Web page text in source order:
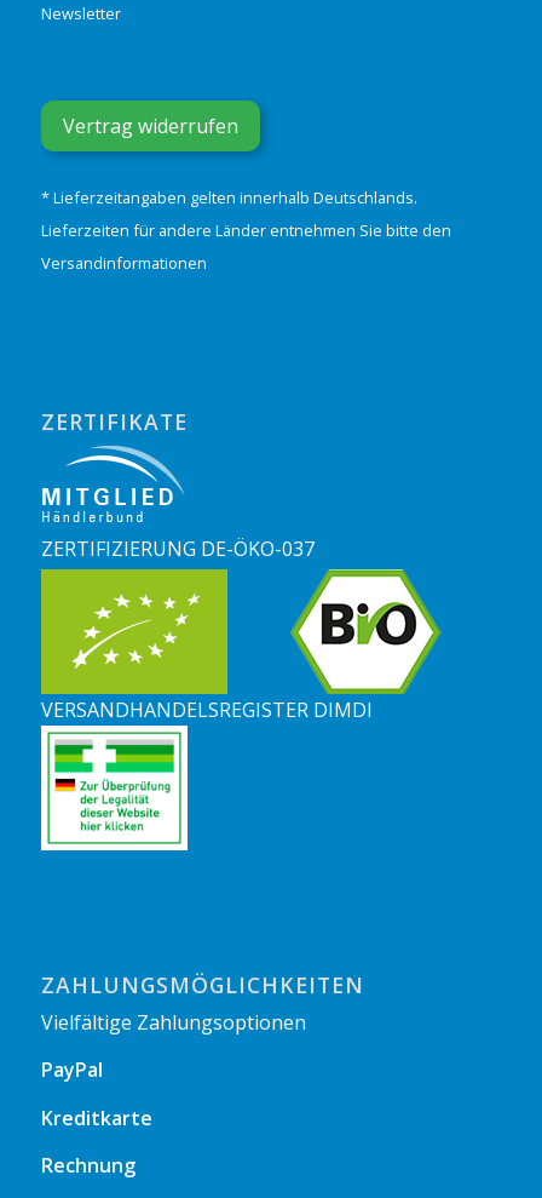
Newsletter
Vertrag widerrufen
* Lieferzeitangaben gelten innerhalb Deutschlands.
Lieferzeiten für andere Länder entnehmen Sie bitte den
Versandinformationen
ZERTIFIKATE
ZERTIFIZIERUNG DE-ÖKO-037
VERSANDHANDELSREGISTER DIMDI
ZAHLUNGSMÖGLICHKEITEN
Vielfältige Zahlungsoptionen
PayPal
Kreditkarte
Rechnung